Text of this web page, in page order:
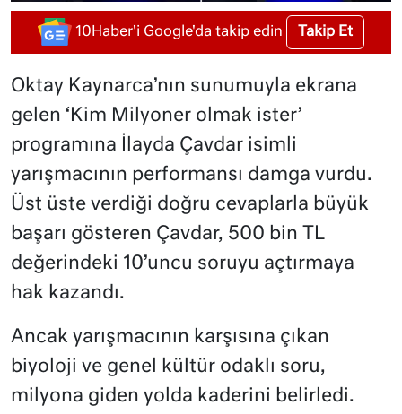
10Haber'i Google'da takip edin Takip Et
Oktay Kaynarca’nın sunumuyla ekrana
gelen ‘Kim Milyoner olmak ister’
programına İlayda Çavdar isimli
yarışmacının performansı damga vurdu.
Üst üste verdiği doğru cevaplarla büyük
başarı gösteren Çavdar, 500 bin TL
değerindeki 10’uncu soruyu açtırmaya
hak kazandı.
Ancak yarışmacının karşısına çıkan
biyoloji ve genel kültür odaklı soru,
milyona giden yolda kaderini belirledi.